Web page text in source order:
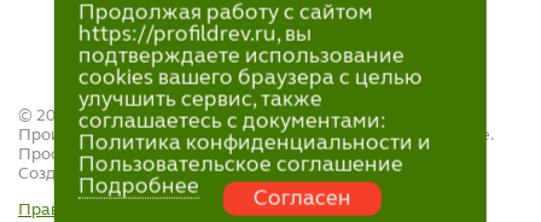
© 2021—2023
Производство и продажа пиломатериалов в Петрозаводске.
ПрофильДрев.
Создание и поддержка сайта — «Артлекс»
Правила обработки персональных данных
Продолжая работу с сайтом
https://profildrev.ru, вы
подтверждаете использование
cookies вашего браузера с целью
улучшить сервис, также
соглашаетесь с документами:
Политика конфиденциальности и
Пользовательское соглашение
Подробнее
Согласен